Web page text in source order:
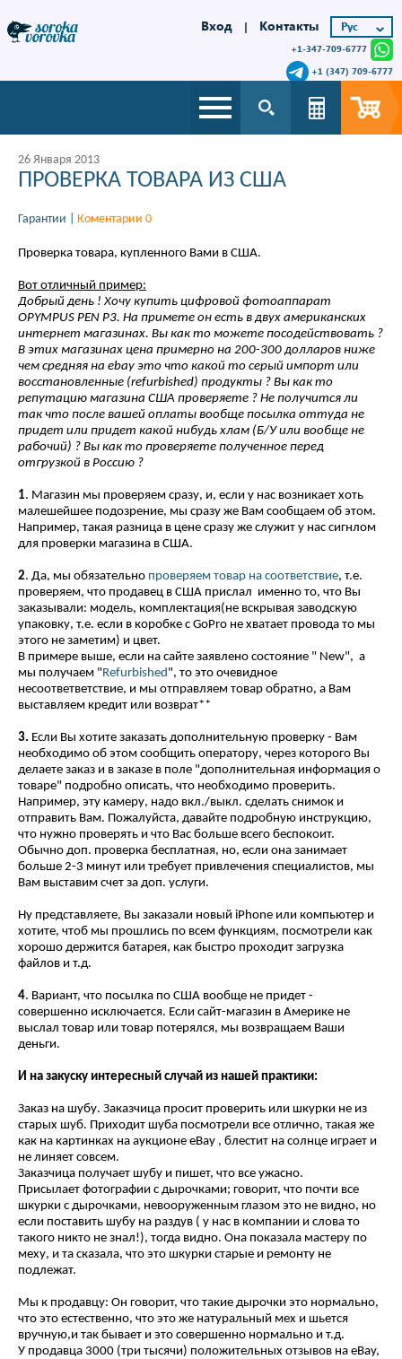
Вход | Контакты
+1-347-709-6777
+1 (347) 709-6777
26 Января 2013
ПРОВЕРКА ТОВАРА ИЗ США
Гарантии Коментарии 0
Проверка товара, купленного Вами в США.
Вот отличный пример:
Добрый день ! Хочу купить цифровой фотоаппарат
OPYMPUS PEN P3. На примете он есть в двух американских
интернет магазинах. Вы как то можете посодействовать ?
В этих магазинах цена примерно на 200-300 долларов ниже
чем средняя на ebay это что какой то серый импорт или
восстановленные (refurbished) продукты ? Вы как то
репутацию магазина США проверяете ? Не получится ли
так что после вашей оплаты вообще посылка оттуда не
придет или придет какой нибудь хлам (Б/У или вообще не
рабочий) ? Вы как то проверяете полученное перед
отгрузкой в Россию ?
1. Магазин мы проверяем сразу, и, если у нас возникает хоть
малешейшее подозрение, мы сразу же Вам сообщаем об этом.
Например, такая разница в цене сразу же служит у нас сигнлом
для проверки магазина в США.
2. Да, мы обязательно проверяем товар на соответствие, т.е.
проверяем, что продавец в США прислал именно то, что Вы
заказывали: модель, комплектация(не вскрывая заводскую
упаковку, т.е. если в коробке с GoPro не хватает провода то мы
этого не заметим) и цвет.
В примере выше, если на сайте заявлено состояние " New", а
мы получаем "Refurbished", то это очевидное
несоответветствие, и мы отправляем товар обратно, а Вам
выставляем кредит или возврат**
3. Если Вы хотите заказать дополнительную проверку - Вам
необходимо об этом сообщить оператору, через которого Вы
делаете заказ и в заказе в поле "дополнительная информация о
товаре" подробно описать, что необходимо проверить.
Например, эту камеру, надо вкл./выкл. сделать снимок и
отправить Вам. Пожалуйста, давайте подробную инструкцию,
что нужно проверять и что Вас больше всего беспокоит.
Обычно доп. проверка бесплатная, но, если она занимает
больше 2-3 минут или требует привлечения специалистов, мы
Вам выставим счет за доп. услуги.
Ну представляете, Вы заказали новый iPhone или компьютер и
хотите, чтоб мы прошлись по всем функциям, посмотрели как
хорошо держится батарея, как быстро проходит загрузка
файлов и т.д.
4. Вариант, что посылка по США вообще не придет -
совершенно исключается. Если сайт-магазин в Америке не
выслал товар или товар потерялся, мы возвращаем Ваши
деньги.
И на закуску интересный случай из нашей практики:
Заказ на шубу. Заказчица просит проверить или шкурки не из
старых шуб. Приходит шуба посмотрели все отлично, такая же
как на картинках на аукционе eBay , блестит на солнце играет и
не линяет совсем.
Заказчица получает шубу и пишет, что все ужасно.
Присылает фотографии с дырочками; говорит, что почти все
шкурки с дырочками, невооруженным глазом это не видно, но
если поставить шубу на раздув ( у нас в компании и слова то
такого никто не знал!), тогда видно. Она показала мастеру по
меху, и та сказала, что это шкурки старые и ремонту не
подлежат.
Мы к продавцу: Он говорит, что такие дырочки это нормально,
что это естественно, что это же натуральный мех и шьется
вручную,и так бывает и это совершенно нормально и т.д.
У продавца 3000 (три тысячи) положительных отзывов на eBay,